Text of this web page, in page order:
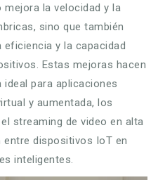
la velocidad y la
sino que también
eficiencia y la capacidad
Estas mejoras hacen
ideal para aplicaciones
y aumentada, los
streaming de video en alta
dispositivos IoT en
inteligentes.